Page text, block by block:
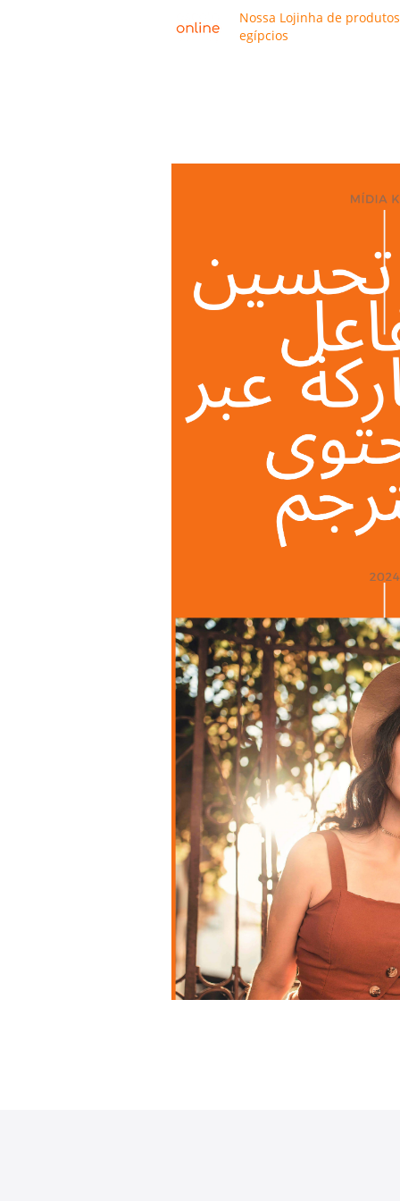
Nossa Lojinha de produtos
egípcios